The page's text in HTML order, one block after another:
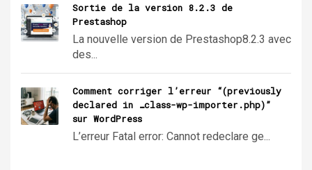
Sortie de la version 8.2.3 de
Prestashop
La nouvelle version de Prestashop8.2.3 avec
des...
Comment corriger l’erreur “(previously
declared in …class-wp-importer.php)”
sur WordPress
L’erreur Fatal error: Cannot redeclare ge...